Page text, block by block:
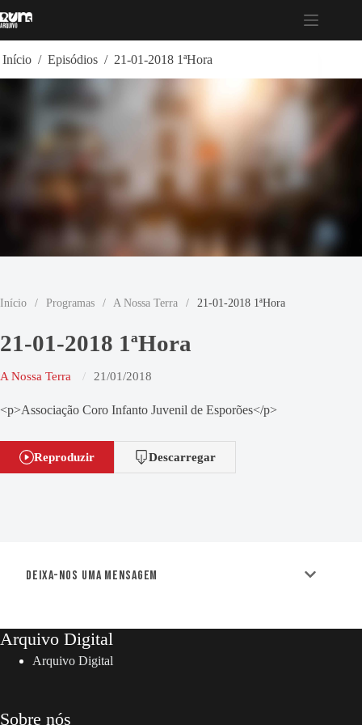
para
Início / Episódios / 21-01-2018 1ªHora
Início / Programas / A Nossa Terra / 21-01-2018 1ªHora
21-01-2018 1ªHora
A Nossa Terra 21/01/2018
<p>Associação Coro Infanto Juvenil de Esporões</p>
Reproduzir Descarregar
Deixa-nos uma mensagem
Arquivo Digital
Arquivo Digital
Sobre nós